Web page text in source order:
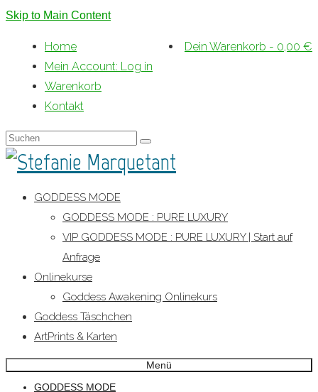
Skip to Main Content
Home
Mein Account: Log in
Warenkorb
Kontakt
Dein Warenkorb - 0,00 €
Suche
nach:
GODDESS MODE
GODDESS MODE : PURE LUXURY
VIP GODDESS MODE : PURE LUXURY | Start auf
Anfrage
Onlinekurse
Goddess Awakening Onlinekurs
Goddess Täschchen
ArtPrints & Karten
Menü
GODDESS MODE